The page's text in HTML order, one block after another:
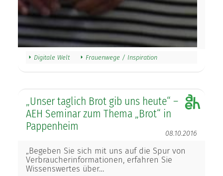
Digitale Welt Frauenwege / Inspiration
„Unser taglich Brot gib uns heute“ –
AEH Seminar zum Thema „Brot“ in
Pappenheim
08.10.2016
„Begeben Sie sich mit uns auf die Spur von
Verbraucherinformationen, erfahren Sie
Wissenswertes über…